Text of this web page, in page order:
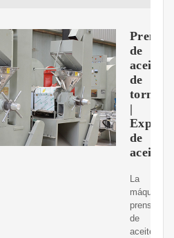
Prensa
de
aceite
de
tornillo
|
de
aceite
La
máquina
prensadora
de
aceite